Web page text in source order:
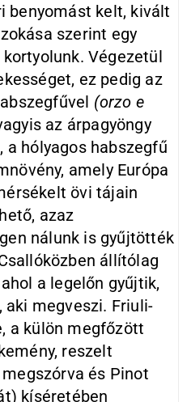
benyomást kelt, kivált
szerint egy
Végezetül
ez pedig az
(orzo e
az árpagyöngy
a hólyagos habszegfű
amely Európa
övi tájain
azaz
nálunk is gyűjtötték
állítólag
a legelőn gyűjtik,
aki megveszi. Friuli-
a külön megfőzött
reszelt
és Pinot
kíséretében